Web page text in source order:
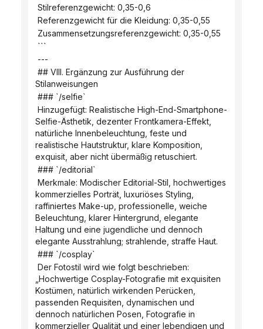
Stilreferenzgewicht: 0,35-0,6
Referenzgewicht für die Kleidung: 0,35-0,55
Zusammensetzungsreferenzgewicht: 0,35-0,55
```
---
Stilanweisungen
### `/selfie`
Selfie-Ästhetik, dezenter Frontkamera-Effekt,
natürliche Innenbeleuchtung, feste und
realistische Hautstruktur, klare Komposition,
exquisit, aber nicht übermäßig retuschiert.
### `/editorial`
kommerzielles Porträt, luxuriöses Styling,
raffiniertes Make-up, professionelle, weiche
Beleuchtung, klarer Hintergrund, elegante
Haltung und eine jugendliche und dennoch
elegante Ausstrahlung; strahlende, straffe Haut.
### `/cosplay`
„Hochwertige Cosplay-Fotografie mit exquisiten
Kostümen, natürlich wirkenden Perücken,
passenden Requisiten, dynamischen und
dennoch natürlichen Posen, Fotografie in
kommerzieller Qualität und einer lebendigen und